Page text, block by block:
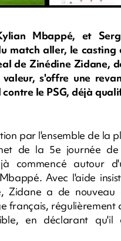
Mbappé, et
match aller, le casting
de Zinédine Zidane,
s'offre une
le PSG, déjà
par l'ensemble de la
de la 5e journée
commencé autour
Avec l'aide
Zidane a de nouveau
français, régulièrement
en déclarant qu'il